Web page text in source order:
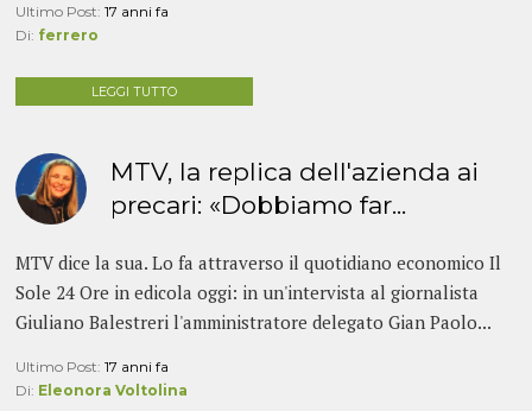
Ultimo Post:17 anni fa
Di: ferrero
LEGGI TUTTO
MTV, la replica dell'azienda ai
precari: «Dobbiamo far...
MTV dice la sua. Lo fa attraverso il quotidiano economico Il
Sole 24 Ore in edicola oggi: in un'intervista al giornalista
Giuliano Balestreri l'amministratore delegato Gian Paolo...
Ultimo Post:17 anni fa
Di: Eleonora Voltolina